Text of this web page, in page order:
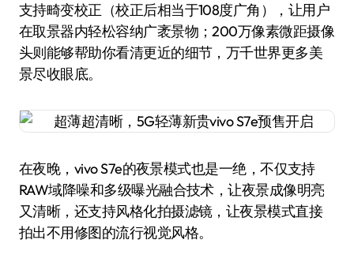
支持畸变校正（校正后相当于108度广角），让用户
在取景器内轻松容纳广袤景物；200万像素微距摄像
头则能够帮助你看清更近的细节，万千世界更多美
景尽收眼底。
在夜晚，vivo S7e的夜景模式也是一绝，不仅支持
RAW域降噪和多级曝光融合技术，让夜景成像明亮
又清晰，还支持风格化拍摄滤镜，让夜景模式直接
拍出不用修图的流行视觉风格。